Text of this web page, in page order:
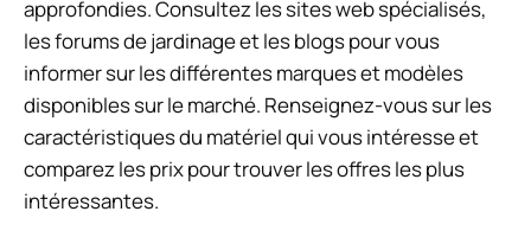
approfondies. Consultez les sites web spécialisés,
les forums de jardinage et les blogs pour vous
informer sur les différentes marques et modèles
disponibles sur le marché. Renseignez-vous sur les
caractéristiques du matériel qui vous intéresse et
comparez les prix pour trouver les offres les plus
intéressantes.